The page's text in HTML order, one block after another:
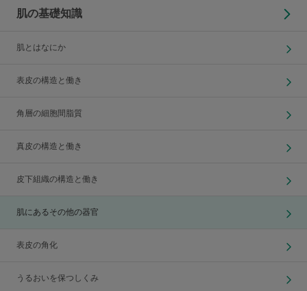
肌の基礎知識
肌とはなにか
表皮の構造と働き
角層の細胞間脂質
真皮の構造と働き
皮下組織の構造と働き
肌にあるその他の器官
表皮の角化
うるおいを保つしくみ